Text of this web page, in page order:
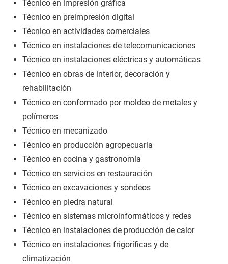
Técnico en impresión gráfica
Técnico en preimpresión digital
Técnico en actividades comerciales
Técnico en instalaciones de telecomunicaciones
Técnico en instalaciones eléctricas y automáticas
Técnico en obras de interior, decoración y
rehabilitación
Técnico en conformado por moldeo de metales y
polímeros
Técnico en mecanizado
Técnico en producción agropecuaria
Técnico en cocina y gastronomía
Técnico en servicios en restauración
Técnico en excavaciones y sondeos
Técnico en piedra natural
Técnico en sistemas microinformáticos y redes
Técnico en instalaciones de producción de calor
Técnico en instalaciones frigoríficas y de
climatización